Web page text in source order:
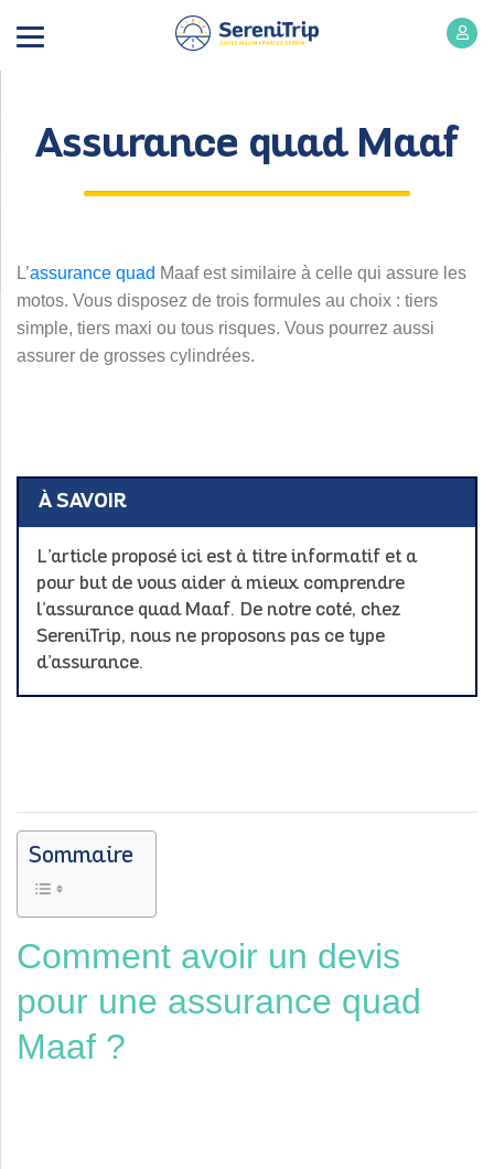
Assurance quad Maaf
L’assurance quad Maaf est similaire à celle qui assure les
motos. Vous disposez de trois formules au choix : tiers
simple, tiers maxi ou tous risques. Vous pourrez aussi
assurer de grosses cylindrées.
À SAVOIR
L’article proposé ici est à titre informatif et a
pour but de vous aider à mieux comprendre
l’assurance quad Maaf. De notre coté, chez
SereniTrip, nous ne proposons pas ce type
d’assurance.
Sommaire
Comment avoir un devis
pour une assurance quad
Maaf ?